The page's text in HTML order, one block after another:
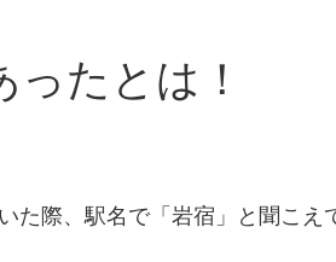
たとは！
た際、駅名で「岩宿」と聞こえ